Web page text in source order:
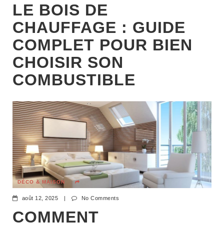
LE BOIS DE
CHAUFFAGE : GUIDE
COMPLET POUR BIEN
CHOISIR SON
COMBUSTIBLE
DÉCO & MAISON
août 12, 2025 | No Comments
COMMENT